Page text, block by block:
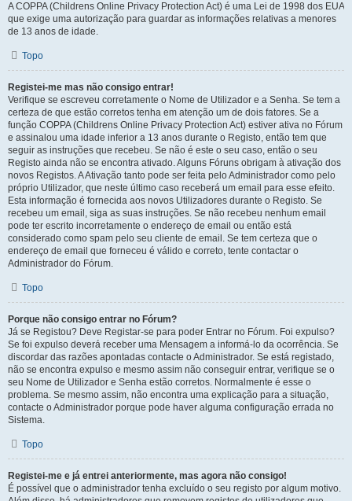
A COPPA (Childrens Online Privacy Protection Act) é uma Lei de 1998 dos EUA
que exige uma autorização para guardar as informações relativas a menores
de 13 anos de idade.
Topo
Registei-me mas não consigo entrar!
Verifique se escreveu corretamente o Nome de Utilizador e a Senha. Se tem a
certeza de que estão corretos tenha em atenção um de dois fatores. Se a
função COPPA (Childrens Online Privacy Protection Act) estiver ativa no Fórum
e assinalou uma idade inferior a 13 anos durante o Registo, então tem que
seguir as instruções que recebeu. Se não é este o seu caso, então o seu
Registo ainda não se encontra ativado. Alguns Fóruns obrigam à ativação dos
novos Registos. A Ativação tanto pode ser feita pelo Administrador como pelo
próprio Utilizador, que neste último caso receberá um email para esse efeito.
Esta informação é fornecida aos novos Utilizadores durante o Registo. Se
recebeu um email, siga as suas instruções. Se não recebeu nenhum email
pode ter escrito incorretamente o endereço de email ou então está
considerado como spam pelo seu cliente de email. Se tem certeza que o
endereço de email que forneceu é válido e correto, tente contactar o
Administrador do Fórum.
Topo
Porque não consigo entrar no Fórum?
Já se Registou? Deve Registar-se para poder Entrar no Fórum. Foi expulso?
Se foi expulso deverá receber uma Mensagem a informá-lo da ocorrência. Se
discordar das razões apontadas contacte o Administrador. Se está registado,
não se encontra expulso e mesmo assim não conseguir entrar, verifique se o
seu Nome de Utilizador e Senha estão corretos. Normalmente é esse o
problema. Se mesmo assim, não encontra uma explicação para a situação,
contacte o Administrador porque pode haver alguma configuração errada no
Sistema.
Topo
Registei-me e já entrei anteriormente, mas agora não consigo!
É possível que o administrador tenha excluído o seu registo por algum motivo.